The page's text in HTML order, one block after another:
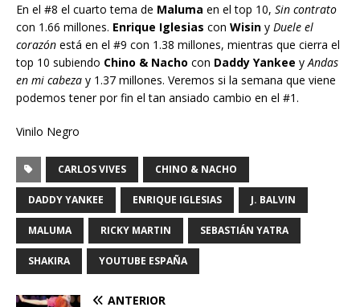
En el #8 el cuarto tema de Maluma en el top 10, Sin contrato
con 1.66 millones. Enrique Iglesias con Wisin y Duele el
corazón está en el #9 con 1.38 millones, mientras que cierra el
top 10 subiendo Chino & Nacho con Daddy Yankee y Andas
en mi cabeza y 1.37 millones. Veremos si la semana que viene
podemos tener por fin el tan ansiado cambio en el #1.
Vinilo Negro
CARLOS VIVES CHINO & NACHO
DADDY YANKEE ENRIQUE IGLESIAS J. BALVIN
MALUMA RICKY MARTIN SEBASTIÁN YATRA
SHAKIRA YOUTUBE ESPAÑA
ANTERIOR